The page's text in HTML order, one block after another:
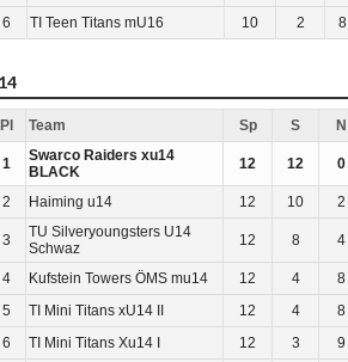
6
TI Teen Titans mU16 10 2 8
Pl Team Sp S N
1
Swarco Raiders xu14
BLACK
12 12 0
2 Haiming u14 12 10 2
3
TU Silveryoungsters U14
Schwaz
12 8 4
4 Kufstein Towers ÖMS mu14 12 4 8
5
TI Mini Titans xU14 II 12 4 8
6
TI Mini Titans Xu14 I 12 3 9